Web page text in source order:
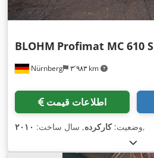
Nürnberg ۳٬۹۸۳ km
BLOHM Profimat MC 610 S
اطلاعات قیمت
وضعیت:کارکرده, سال ساخت: ۲۰۱۰ ,